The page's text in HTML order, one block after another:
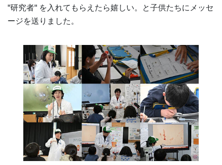
"研究者" を入れてもらえたら嬉しい。と子供たちにメッセ
ージを送りました。